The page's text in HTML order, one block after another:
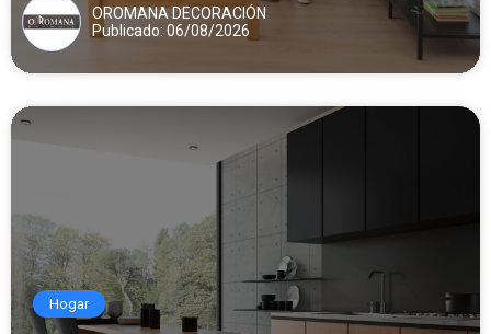
OROMANA DECORACIÓN
Publicado: 06/08/2026
Hogar